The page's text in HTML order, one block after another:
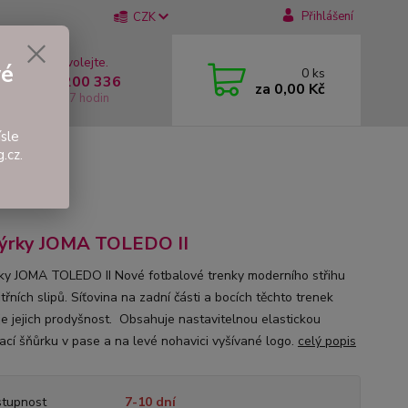
CZK Přihlášení
si rady? Zavolejte.
737 200 336
Pátek: 8 - 17 hodin
0 ks
za 0,00 Kč
JOMA TOLEDO II
JOMA TOLEDO II Nové fotbalové trenky moderního střihu
slipů. Síťovina na zadní části a bocích těchto trenek
jejich prodyšnost. Obsahuje nastavitelnou elastickou
šňůrku v pase a na levé nohavici vyšívané logo. celý popis
7-10 dní